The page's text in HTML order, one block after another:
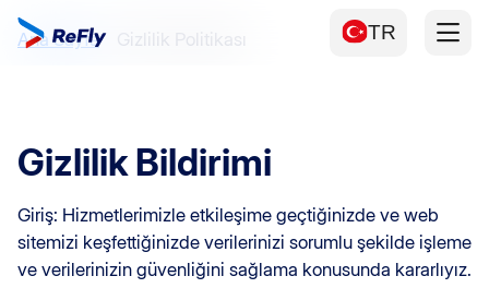
TR
Ana Sayfa Gizlilik Politikası
Gizlilik Bildirimi
Giriş: Hizmetlerimizle etkileşime geçtiğinizde ve web
sitemizi keşfettiğinizde verilerinizi sorumlu şekilde işleme
ve verilerinizin güvenliğini sağlama konusunda kararlıyız.